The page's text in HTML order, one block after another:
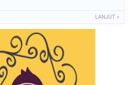
LANJUT »